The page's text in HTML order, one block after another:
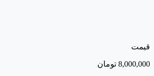
قیمت
8,000,000 تومان